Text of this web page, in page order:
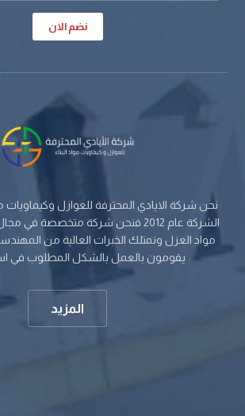
نضم الان
نحن شركة الايادي المحترفة للعوازل وكيماويات
الشركة عام 2012 فنحن شركة متخصصة
مواد العزل ونمتلك الخبرات العالية من
يقومون بالعمل بالشكل المطلوب في
المزيد